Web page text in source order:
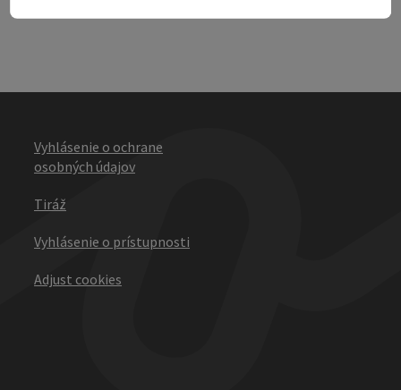
Vyhlásenie o ochrane
osobných údajov
Tiráž
Vyhlásenie o prístupnosti
Adjust cookies